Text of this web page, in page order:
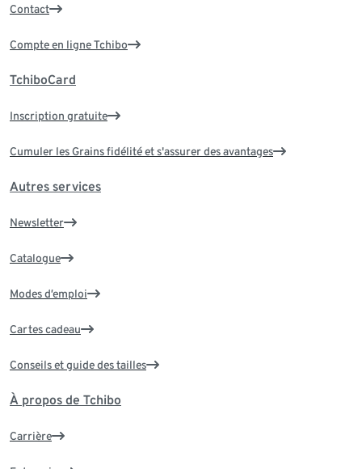
Contact
Compte en ligne Tchibo
TchiboCard
Inscription gratuite
Cumuler les Grains fidélité et s'assurer des avantages
Autres services
Newsletter
Catalogue
Modes d’emploi
Cartes cadeau
Conseils et guide des tailles
À propos de Tchibo
Carrière